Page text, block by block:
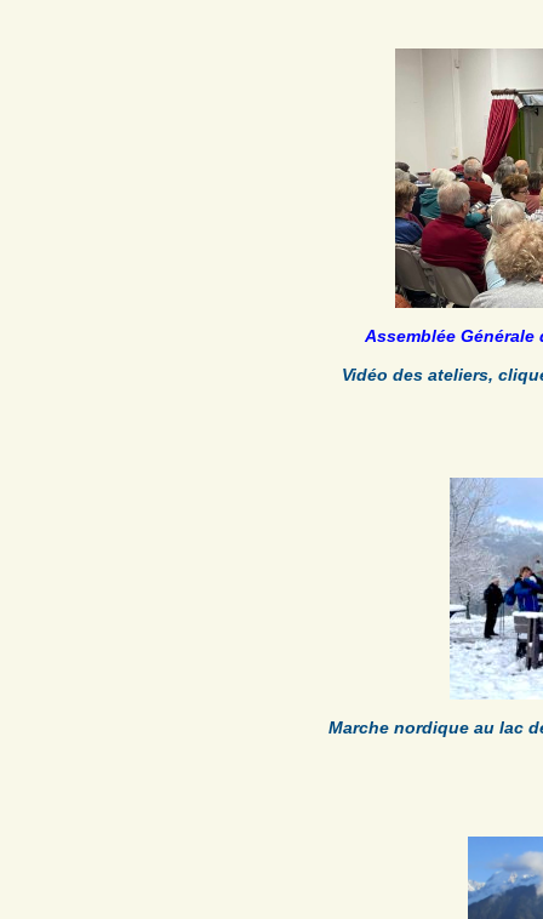
Assemblée
Vidéo des ateliers,
Marche nordique au lac